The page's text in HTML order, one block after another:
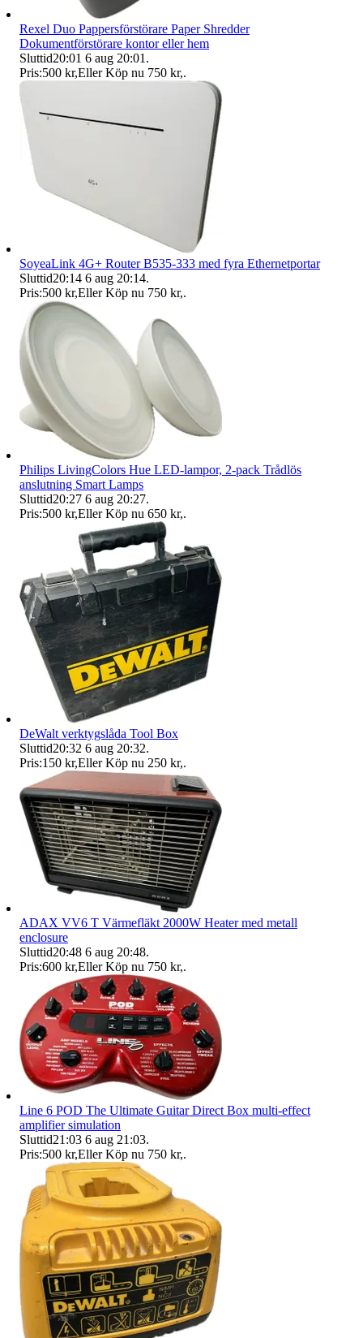
Rexel Duo Pappersförstörare Paper Shredder
Dokumentförstörare kontor eller hem
Sluttid20:01 6 aug 20:01 .
Pris:500 kr,Eller Köp nu 750 kr,.
SoyeaLink 4G+ Router B535-333 med fyra Ethernetportar
Sluttid20:14 6 aug 20:14.
Pris:500 kr,Eller Köp nu 750 kr,.
Philips LivingColors Hue LED-lampor, 2-pack Trådlös
anslutning Smart Lamps
Sluttid20:27 6 aug 20:27.
Pris:500 kr,Eller Köp nu 650 kr,.
DeWalt verktygslåda Tool Box
Sluttid20:32 6 aug 20:32.
Pris:150 kr,Eller Köp nu 250 kr,.
ADAX VV6 T Värmefläkt 2000W Heater med metall
enclosure
Sluttid20:48 6 aug 20:48.
Pris:600 kr,Eller Köp nu 750 kr,.
Line 6 POD The Ultimate Guitar Direct Box multi-effect
amplifier simulation
Sluttid21:03 6 aug 21:03.
Pris:500 kr,Eller Köp nu 750 kr,.